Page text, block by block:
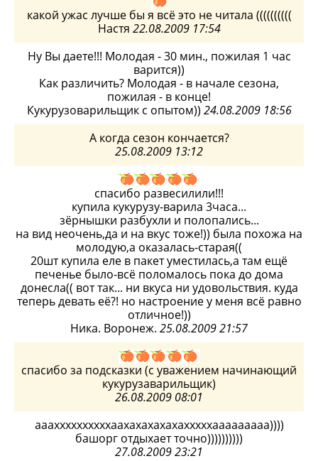
какой ужас лучше бы я всё это не читала ((((((((((
Настя 22.08.2009 17:54
Ну Вы даете!!! Молодая - 30 мин., пожилая 1 час
варится))
Как различить? Молодая - в начале сезона,
пожилая - в конце!
Кукурузоварильщик с опытом)) 24.08.2009 18:56
А когда сезон кончается?
25.08.2009 13:12
спасибо развесилили!!!
купила кукурузу-варила 3часа...
зёрнышки разбухли и полопались...
на вид неочень,да и на вкус тоже!)) была похожа на
молодую,а оказалась-старая((
20шт купила еле в пакет уместилась,а там ещё
печенье было-всё поломалось пока до дома
донесла(( вот так... ни вкуса ни удовольствия. куда
теперь девать её?! но настроение у меня всё равно
отличное!))
Ника. Воронеж. 25.08.2009 21:57
спасибо за подсказки (с уважением начинающий
кукурузаварильщик)
26.08.2009 08:01
аааххххххххххаахахахахахахххххааааааааа))))
башорг отдыхает точно))))))))))
27.08.2009 23:21